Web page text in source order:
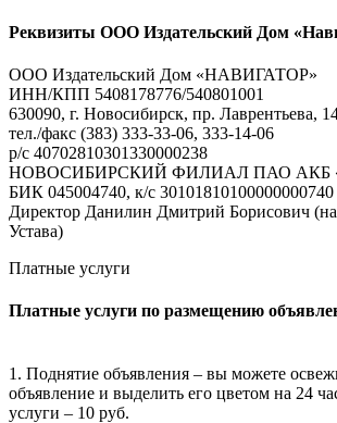
Реквизиты ООО Издательский Дом
ООО Издательский Дом «НАВИГАТОР»
ИНН/КПП 5408178776/540801001
630090, г. Новосибирск, пр. Лаврентьева,
тел./факс (383) 333-33-06, 333-14-06
р/с 40702810301330000238
НОВОСИБИРСКИЙ ФИЛИАЛ ПАО АКБ
БИК 045004740, к/с 30101810100000000740
Директор Данилин Дмитрий Борисович
Устава)
Платные услуги
Платные услуги по размещению
1. Поднятие объявления – вы можете
объявление и выделить его цветом на 24
услуги – 10 руб.